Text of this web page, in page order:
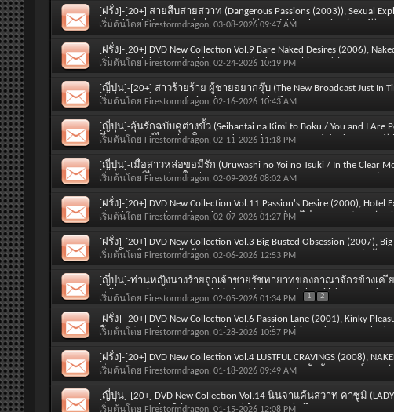
[ฝรั่ง]-[20+] สายสืบสายสวาท (Dangerous Passions (2003)), Sexual
Naked Ambition (2005), ร่านตราบาป (Insatiable Obsession (2006)),
เริ่มต้นโดย Firestormdragon, 03-08-2026 09:47 AM
[ฝรั่ง]-[20+] DVD New Collection Vol.9 Bare Naked Desires (2006),
Mistress Club (2000), Old Frames, Naked Betrayal (2002) (DVD-9-
เริ่มต้นโดย Firestormdragon, 02-24-2026 10:19 PM
[ญี่ปุ่น]-[20+] สาวร้ายร้าย ผู้ชายอยากจุ๊บ (The New Broadcast Just In
[SOUND : Japanese, Thai and SUBTITLE : Thai]
เริ่มต้นโดย Firestormdragon, 02-16-2026 10:43 AM
[ญี่ปุ่น]-ลุ้นรักฉบับคู่ต่างขั้ว (Seihantai na Kimi to Boku / You and I Are
ที่ 1-12 พากย์ไทย (มาใหม่ Sunday 11th January 2026 / Winter 2026)
เริ่มต้นโดย Firestormdragon, 02-11-2026 11:18 PM
[ญี่ปุ่น]-เมื่อสาวหล่อขอมีรัก (Uruwashi no Yoi no Tsuki / In the Clear
1-13 พากย์ไทย (มาใหม่ Sunday 11th January 2026 / Winter 2026)
เริ่มต้นโดย Firestormdragon, 02-09-2026 08:02 AM
[ฝรั่ง]-[20+] DVD New Collection Vol.11 Passion's Desire (2000), Hotel
Scandalous Sex (2004), Bad and Busty (2009), คลิปฉาวคาวสวาท
เริ่มต้นโดย Firestormdragon, 02-07-2026 01:27 PM
[ฝรั่ง]-[20+] DVD New Collection Vol.3 Big Busted Obsession (2007),
แอนโดรมิน่า สาวเร้นรัก (Andromina The Pleasure Planet 2000), ตัณห
เริ่มต้นโดย Firestormdragon, 02-06-2026 12:53 PM
[ญี่ปุ่น]-ท่านหญิงนางร้ายถูกเจ้าชายรัชทายาทของอาณาจักรข้างเค ีย
Reijou wa Ringoku no Outaishi ni Dekiai sareru / The Villainess Is
the Neighbor Kingdom) ตอนที่ 1-12 พากย์ไทย (Sunday 11th Jan 2026
เริ่มต้นโดย Firestormdragon, 02-05-2026 01:34 PM 1 2
[ฝรั่ง]-[20+] DVD New Collection Vol.6 Passion Lane (2001), Kinky
สืบสายสวาท (Dangerous Passions (2003)), Maisie Undercover :
เริ่มต้นโดย Firestormdragon, 01-28-2026 10:57 PM
[ฝรั่ง]-[20+] DVD New Collection Vol.4 LUSTFUL CRAVINGS (2008),
ON TOP, CARNAL CRAVINGS, NAKED ENCOUNTERS รักลับอารมณ์ DVD
เริ่มต้นโดย Firestormdragon, 01-18-2026 09:49 AM
[ญี่ปุ่น]-[20+] DVD New Collection Vol.14 นินจาแค้นสวาท คาซูมิ (LADY
2005-2009 Vol.1-8 (DVD-5-Master) [SOUND : Thai]
เริ่มต้นโดย Firestormdragon, 01-15-2026 12:08 PM